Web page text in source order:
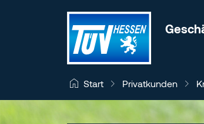
Zum Inhalt wechseln
Start Privatkunden